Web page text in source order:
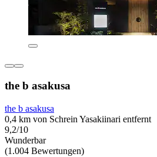
the b asakusa
the b asakusa
0,4 km von Schrein Yasakiinari entfernt
9,2/10
Wunderbar
(1.004 Bewertungen)